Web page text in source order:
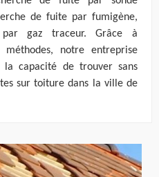
de fuite par fumigène,
gaz traceur. Grâce à
méthodes, notre entreprise
la capacité de trouver sans
sur toiture dans la ville de